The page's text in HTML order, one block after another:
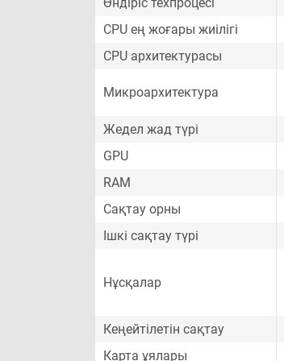
CPU ең жоғары жиілігі
CPU архитектурасы
Микроархитектура
Жедел жад түрі
GPU
RAM
Сақтау орны
Ішкі сақтау түрі
Нұсқалар
Кеңейтілетін сақтау
Карта ұялары